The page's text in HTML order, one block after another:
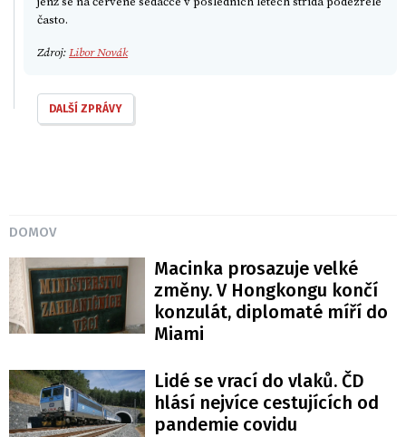
často.
Zdroj:Libor Novák
DALŠÍ ZPRÁVY
DOMOV
Macinka prosazuje velké
změny. V Hongkongu končí
konzulát, diplomaté míří do
Miami
Lidé se vrací do vlaků. ČD
hlásí nejvíce cestujících od
pandemie covidu